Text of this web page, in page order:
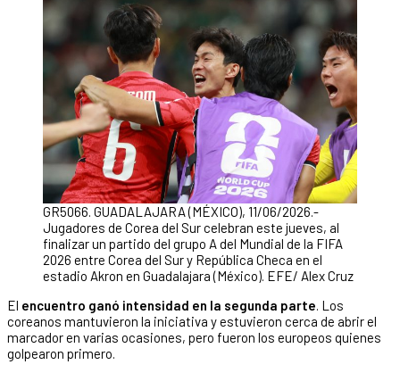
GR5066. GUADALAJARA (MÉXICO), 11/06/2026.-
Jugadores de Corea del Sur celebran este jueves, al
finalizar un partido del grupo A del Mundial de la FIFA
2026 entre Corea del Sur y República Checa en el
estadio Akron en Guadalajara (México). EFE/ Alex Cruz
El encuentro ganó intensidad en la segunda parte . Los
coreanos mantuvieron la iniciativa y estuvieron cerca de abrir el
marcador en varias ocasiones, pero fueron los europeos quienes
golpearon primero.